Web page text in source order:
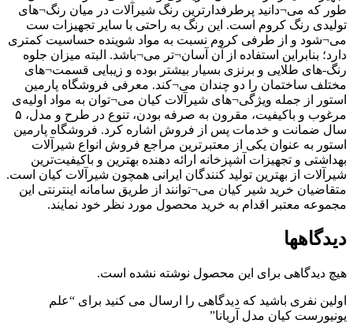
طور که می¬دانید پرطرفدارترین رنگ شیرآلات در میان رنگ¬های
تولیدی رنگ کروم است. این رنگ به راحتی با سایر تجهیزات ست
می¬شود و از طرفی کروم نسبت به مواد شوینده حساسیت کمتری
دارد؛ بنابراین استفاده از آن آسان¬تر می¬باشد. البته میزان جلوه
رنگ-های طلایی و برنزی بسیار بیشتر بوده و زیبایی قسمت¬های
مختلف ساختمان را دو چندان می¬کند. معرفی فروشگاه پارمین
استور از جمله ویژگی¬های شیرآلات کیان می¬توان به مواد اولیه‌ی
مرغوب و باکیفیت، مقرون به صرفه بودن، تنوع در طرح و مدل، ۵
سال ضمانت و خدمات پس از فروش اشاره کرد. فروشگاه پارمین
استور به عنوان یکی از معتبرترین مراجع فروش انواع شیرآلات
بهداشتی و تجهیزات آشپزخانه ارائه دهنده بهترین و باکیفیت‌ترین
شیرآلات از بهترین تولید کنندگان ایرانی همچون شیرآلات کیان است.
متقاضیان خرید شیر کیان می¬توانند از طریق سامانه اینترنتی این
مجموعه معتبر اقدام به خرید محصول مورد نظر خود نمایند.
دیدگاهها
هیچ دیدگاهی برای این محصول نوشته نشده است.
اولین نفری باشید که دیدگاهی را ارسال می کنید برای “علم
یونیورست کیان مدل آریانا”